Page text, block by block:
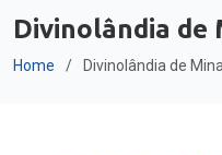
Divinolândia de
Home Divinolândia de